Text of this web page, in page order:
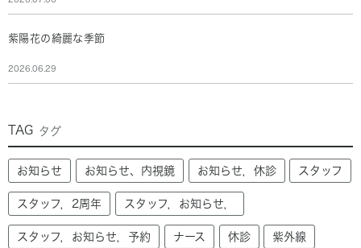
紫陽花の綺麗な季節
2026.06.29
TAG タグ
お知らせ お知らせ、内視鏡 お知らせ，休診 スタッフ
スタッフ，2周年 スタッフ，お知らせ，
スタッフ，お知らせ，予約 ナース 休診 紫外線